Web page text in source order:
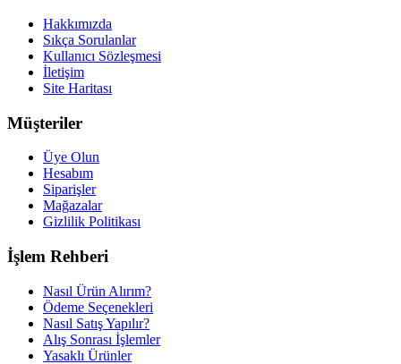
Hakkımızda
Sıkça Sorulanlar
Kullanıcı Sözleşmesi
İletişim
Site Haritası
Müşteriler
Üye Olun
Hesabım
Siparişler
Mağazalar
Gizlilik Politikası
İşlem Rehberi
Nasıl Ürün Alırım?
Ödeme Seçenekleri
Nasıl Satış Yapılır?
Alış Sonrası İşlemler
Yasaklı Ürünler